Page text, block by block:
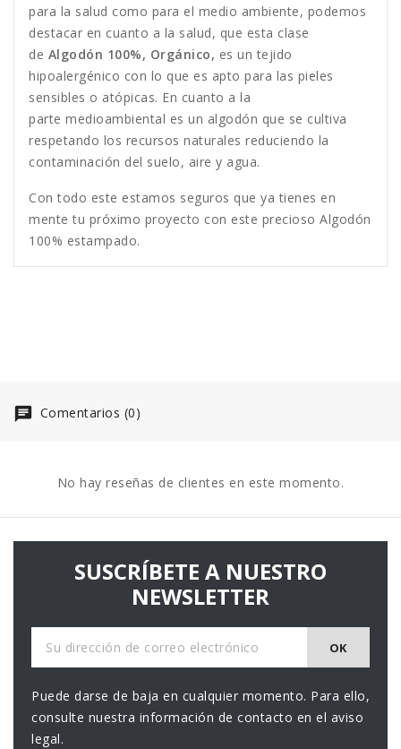
para la salud como para el medio ambiente, podemos
destacar en cuanto a la salud, que esta clase
de Algodón 100%, Orgánico, es un tejido
hipoalergénico con lo que es apto para las pieles
sensibles o atópicas. En cuanto a la
parte medioambiental es un algodón que se cultiva
respetando los recursos naturales reduciendo la
contaminación del suelo, aire y agua.
Con todo este estamos seguros que ya tienes en
mente tu próximo proyecto con este precioso Algodón
100% estampado.
Comentarios (0)
No hay reseñas de clientes en este momento.
SUSCRÍBETE A NUESTRO
NEWSLETTER
Puede darse de baja en cualquier momento. Para ello,
consulte nuestra información de contacto en el aviso
legal.